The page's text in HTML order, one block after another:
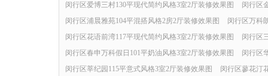
闵行区爱博三村130平现代简约风格3室2厅装修效果图
闵行区
闵行区浦晨雅苑104平混搭风格2房2厅装修效果图
闵行区万科
闵行区花语前湾117平现代简约风格3室2厅装修效果图
闵行区
闵行区春申万科假日101平奶油风格3室2厅装修效果图
闵行区
闵行区莘纪园115平意式风格3室2厅装修效果图
闵行区蓼花汀